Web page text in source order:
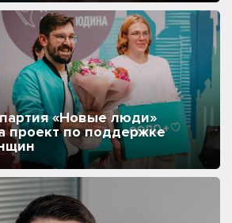
«Новые люди»
проект по поддержке